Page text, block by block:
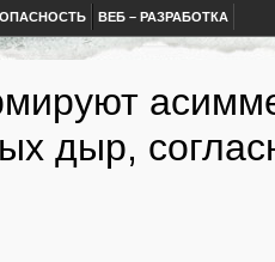
ВЕБ – РАЗРАБОТКА
дыр,